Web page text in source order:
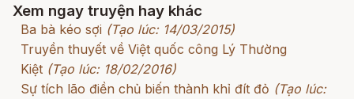
Xem ngay truyện hay khác
Ba bà kéo sợi (Tạo lúc: 14/03/2015)
Truyền thuyết về Việt quốc công Lý Thường
Kiệt (Tạo lúc: 18/02/2016)
Sự tích lão điền chủ biến thành khỉ đít đỏ (Tạo lúc: